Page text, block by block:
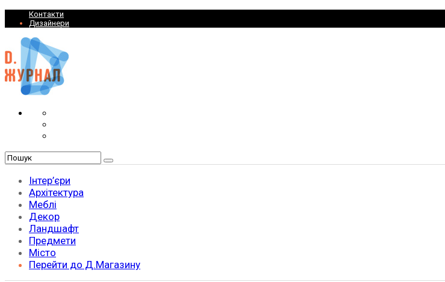
Контакти
Дизайнери
Інтер’єри
Архітектура
Меблі
Декор
Ландшафт
Предмети
Місто
Перейти до Д.Магазину